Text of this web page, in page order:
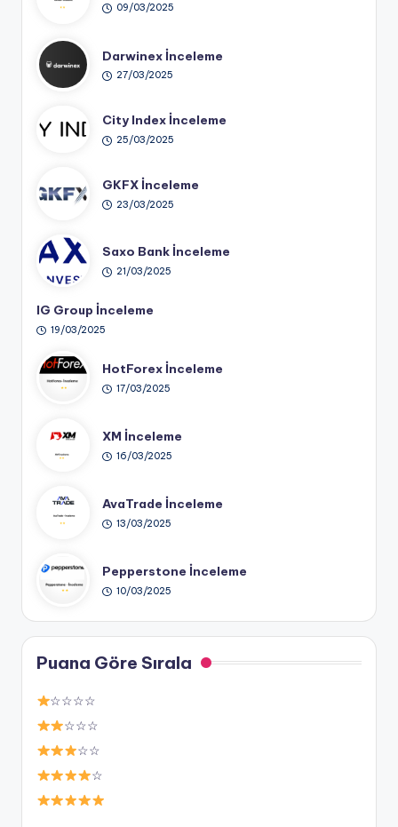
09/03/2025
Darwinex İnceleme
27/03/2025
City Index İnceleme
25/03/2025
GKFX İnceleme
23/03/2025
Saxo Bank İnceleme
21/03/2025
IG Group İnceleme
19/03/2025
HotForex İnceleme
17/03/2025
XM İnceleme
16/03/2025
AvaTrade İnceleme
13/03/2025
Pepperstone İnceleme
10/03/2025
Puana Göre Sırala
☆☆☆☆
☆☆☆
☆☆
☆